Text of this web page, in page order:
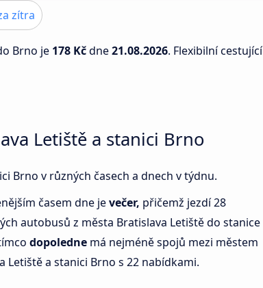
zítra
Brno je 178 Kčdne21.08.2026. Flexibilní cestující
Letiště a stanici Brno
Brno v různých časech a dnech v týdnu.
časem dne jevečer, přičemž jezdí 28
autobusů z města Bratislava Letiště do stanice
dopoledne má nejméně spojů mezi městem
Letiště a stanici Brno s 22 nabídkami.